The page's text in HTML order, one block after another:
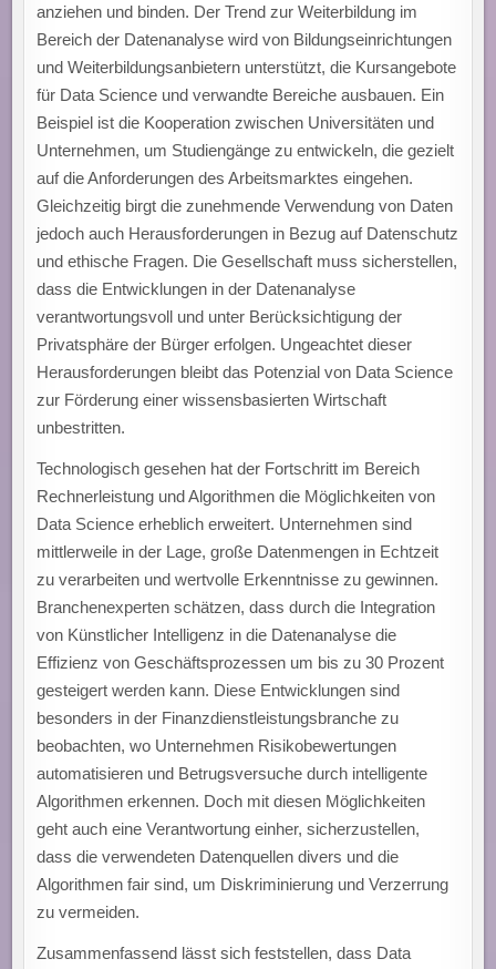
anziehen und binden. Der Trend zur Weiterbildung im
Bereich der Datenanalyse wird von Bildungseinrichtungen
und Weiterbildungsanbietern unterstützt, die Kursangebote
für Data Science und verwandte Bereiche ausbauen. Ein
Beispiel ist die Kooperation zwischen Universitäten und
Unternehmen, um Studiengänge zu entwickeln, die gezielt
auf die Anforderungen des Arbeitsmarktes eingehen.
Gleichzeitig birgt die zunehmende Verwendung von Daten
jedoch auch Herausforderungen in Bezug auf Datenschutz
und ethische Fragen. Die Gesellschaft muss sicherstellen,
dass die Entwicklungen in der Datenanalyse
verantwortungsvoll und unter Berücksichtigung der
Privatsphäre der Bürger erfolgen. Ungeachtet dieser
Herausforderungen bleibt das Potenzial von Data Science
zur Förderung einer wissensbasierten Wirtschaft
unbestritten.
Technologisch gesehen hat der Fortschritt im Bereich
Rechnerleistung und Algorithmen die Möglichkeiten von
Data Science erheblich erweitert. Unternehmen sind
mittlerweile in der Lage, große Datenmengen in Echtzeit
zu verarbeiten und wertvolle Erkenntnisse zu gewinnen.
Branchenexperten schätzen, dass durch die Integration
von Künstlicher Intelligenz in die Datenanalyse die
Effizienz von Geschäftsprozessen um bis zu 30 Prozent
gesteigert werden kann. Diese Entwicklungen sind
besonders in der Finanzdienstleistungsbranche zu
beobachten, wo Unternehmen Risikobewertungen
automatisieren und Betrugsversuche durch intelligente
Algorithmen erkennen. Doch mit diesen Möglichkeiten
geht auch eine Verantwortung einher, sicherzustellen,
dass die verwendeten Datenquellen divers und die
Algorithmen fair sind, um Diskriminierung und Verzerrung
zu vermeiden.
Zusammenfassend lässt sich feststellen, dass Data